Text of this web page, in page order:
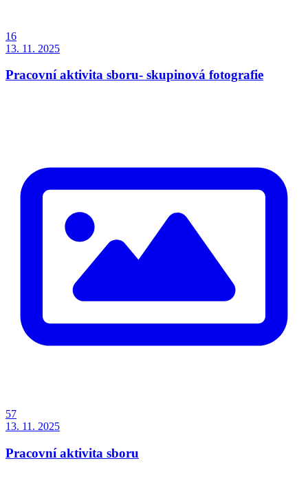
16
13. 11. 2025
Pracovní aktivita sboru- skupinová fotografie
57
13. 11. 2025
Pracovní aktivita sboru